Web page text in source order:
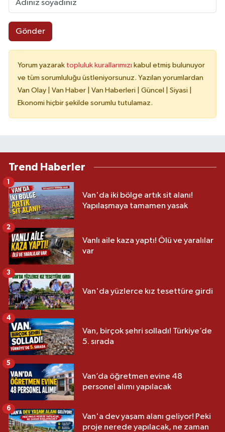
Gönder
Yorum yazarak topluluk kurallarımızı kabul etmiş bulunuyor
ve tüm sorumluluğu üstleniyorsunuz. Yazılan yorumlardan
Van Olay | Van Haber | Van Haberleri | Güncel | Siyasi |
Ekonomi hiçbir şekilde sorumlu tutulamaz.
Trend Haberler
Van'da iki bölge artık sit alanı!
Yapılaşmaya tamamen yasak
1
Vanlı aile kaza yaptı! Ölü ve yaralılar
var
2
Van'da yüzlerce kız tesettüre girdi
3
Van, birçok şehri solladı! Türkiye’de
5. sırada
4
Van’da öğretmen evine 48
personel alımı yapılacak
5
Van'a dev yaşam alanı geliyor! Peki
proje nerede yapılacak, ne zaman
6